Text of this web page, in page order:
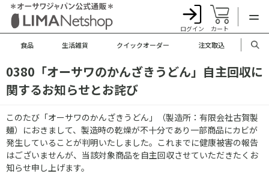
ログイン カート
食品 生活雑貨 クイックオーダー 注文取込
0380「オーサワのかんざきうどん」自主回収に
関するお知らせとお詫び
このたび「オーサワのかんざきうどん」（製造所：有限会社古賀製
麺）におきまして、製造時の乾燥が不十分であり一部商品にカビが
発生していることが判明いたしました。これまでに健康被害の報告
はございませんが、当該対象商品を自主回収させていただきたくお
知らせ申し上げます。